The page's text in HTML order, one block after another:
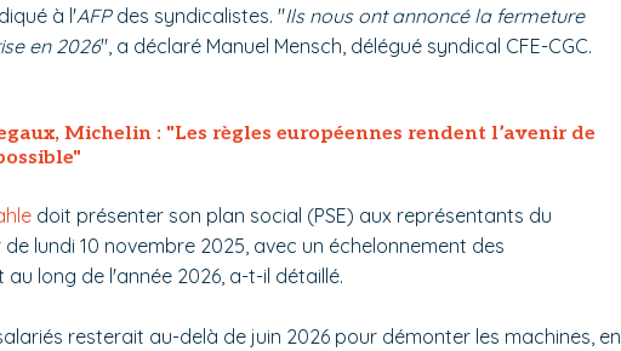
à l'AFPdes syndicalistes. "Ils nous ont annoncé la fermeture
en 2026", a déclaré Manuel Mensch, délégué syndical CFE-CGC.
Michelin : "Les règles européennes rendent l’avenir de
doit présenter son plan social (PSE) aux représentants du
lundi 10 novembre 2025, avec un échelonnement des
long de l'année 2026, a-t-il détaillé.
resterait au-delà de juin 2026 pour démonter les machines, en